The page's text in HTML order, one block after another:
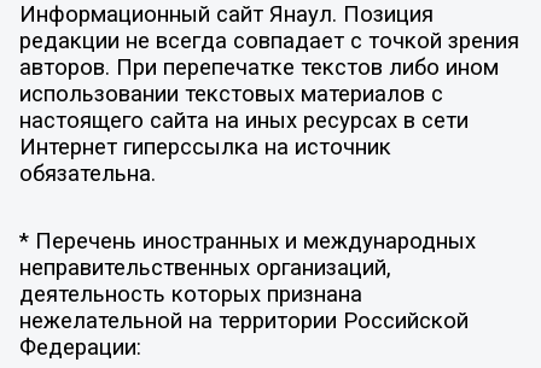
Информационный сайт Янаул. Позиция
редакции не всегда совпадает с точкой зрения
авторов. При перепечатке текстов либо ином
использовании текстовых материалов с
настоящего сайта на иных ресурсах в сети
Интернет гиперссылка на источник
обязательна.
* Перечень иностранных и международных
неправительственных организаций,
деятельность которых признана
нежелательной на территории Российской
Федерации: